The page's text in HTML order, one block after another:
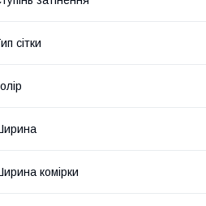
сітки
комірки